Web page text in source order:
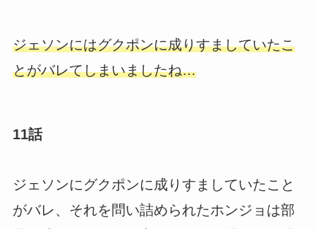
ジェソンにはグクポンに成りすましていたこ
とがバレてしまいましたね…
11話
ジェソンにグクポンに成りすましていたこと
がバレ、それを問い詰められたホンジョは部